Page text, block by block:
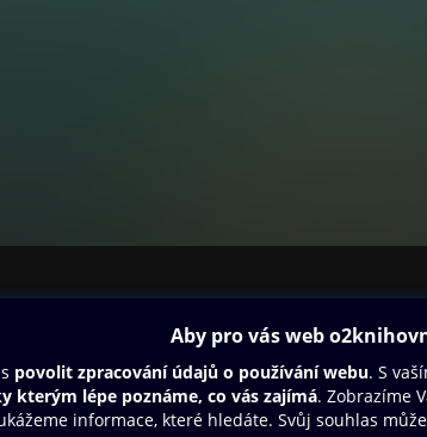
Dárkový poukaz
Nápověda
Oneplay Originály
Sport